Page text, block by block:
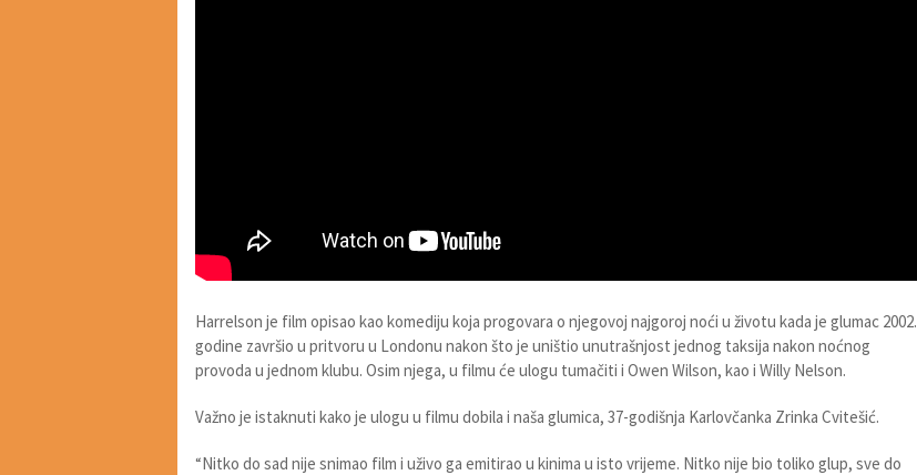
Harrelson je film opisao kao komediju koja progovara o njegovoj najgoroj noći u životu kada je glumac 2002.
godine završio u pritvoru u Londonu nakon što je uništio unutrašnjost jednog taksija nakon noćnog
provoda u jednom klubu. Osim njega, u filmu će ulogu tumačiti i Owen Wilson, kao i Willy Nelson.
Važno je istaknuti kako je ulogu u filmu dobila i naša glumica, 37-godišnja Karlovčanka Zrinka Cvitešić.
“Nitko do sad nije snimao film i uživo ga emitirao u kinima u isto vrijeme. Nitko nije bio toliko glup, sve do